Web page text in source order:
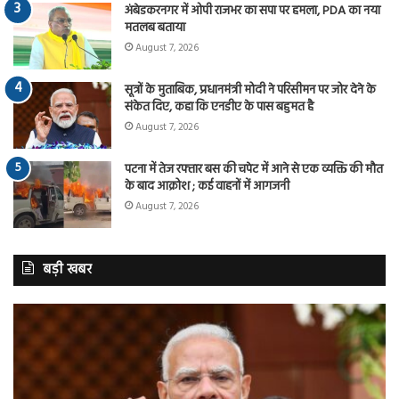
अंबेडकरनगर में ओपी राजभर का सपा पर हमला, PDA का नया
मतलब बताया
August 7, 2026
सूत्रों के मुताबिक, प्रधानमंत्री मोदी ने परिसीमन पर जोर देने के
संकेत दिए, कहा कि एनडीए के पास बहुमत है
August 7, 2026
पटना में तेज रफ्तार बस की चपेट में आने से एक व्यक्ति की मौत
के बाद आक्रोश ; कई वाहनों में आगजनी
August 7, 2026
बड़ी खबर